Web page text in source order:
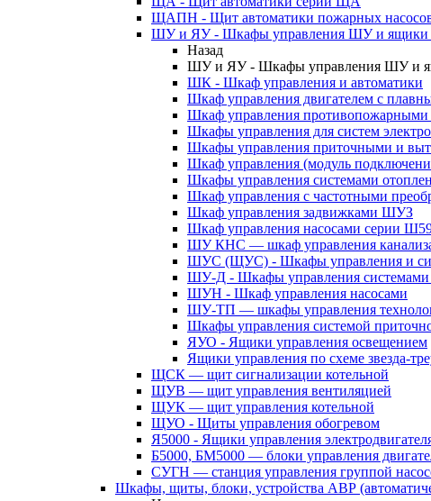
ЩАПН - Щит автоматики пожарных
ШУ и ЯУ - Шкафы управления ШУ и ящики
Назад
ШУ и ЯУ - Шкафы управления ШУ и
ШК - Шкаф управления и автоматики
Шкаф управления двигателем с
Шкаф управления
Шкафы управления для систем
Шкафы управления приточными и
Шкаф управления (модуль
Шкафы управления системами
Шкаф управления с частотными
Шкаф управления задвижками ШУЗ
Шкаф управления насосами серии
ШУ КНС — шкаф управления
ШУС (ЩУС) - Шкафы управления и
ШУ-Д - Шкафы управления системами
ШУН - Шкаф управления насосами
ШУ-ТП — шкафы управления
Шкафы управления системой
ЯУО - Ящики управления освещением
Ящики управления по схеме звезда-
ЩСК — щит сигнализации котельной
ЩУВ — щит управления вентиляцией
ЩУК — щит управления котельной
ЩУО - Щиты управления обогревом
Я5000 - Ящики управления
Б5000, БМ5000 — блоки управления
СУГН — станция управления группой
Шкафы, щиты, блоки, устройства АВР